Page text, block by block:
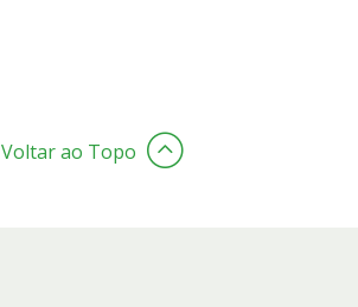
Voltar ao Topo